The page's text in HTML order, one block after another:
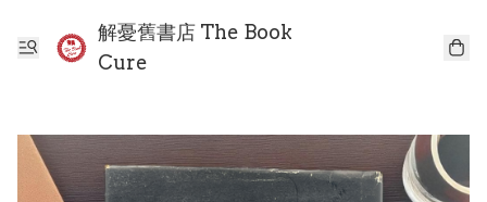
解憂舊書店 The Book
Cure